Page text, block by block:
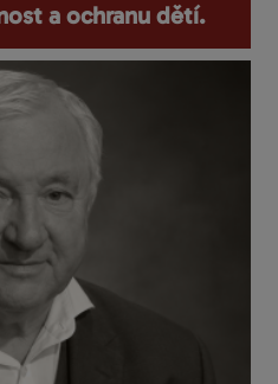
a ochranu dětí.